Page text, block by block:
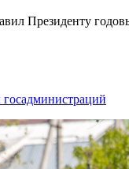
Президенту
госадминистраций